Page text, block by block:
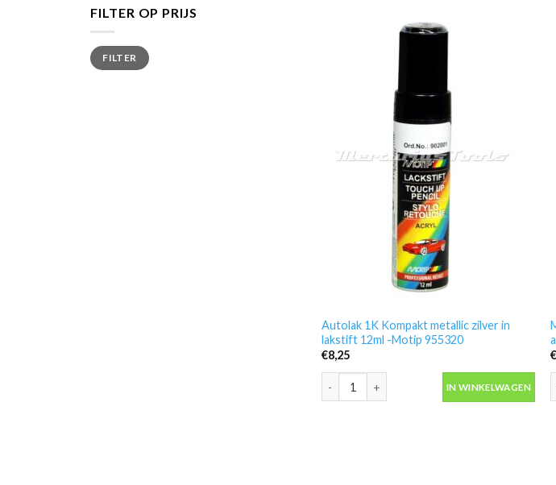
FILTER OP PRIJS
Min.
prijs
Max.
prijsFILTER
Autolak 1K Kompakt metallic zilver in
lakstift 12ml -Motip 955320
€8,25
Autolak 1K Kompakt metallic zilver in lakstift
IN WINKELWAGEN
€